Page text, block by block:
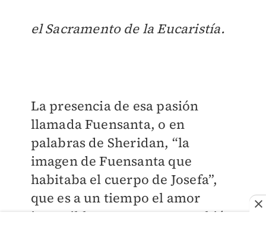
el Sacramento de la Eucaristía.
La presencia de esa pasión
llamada Fuensanta, o en
palabras de Sheridan, “la
imagen de Fuensanta que
habitaba el cuerpo de Josefa”,
que es a un tiempo el amor
imposible y representa también